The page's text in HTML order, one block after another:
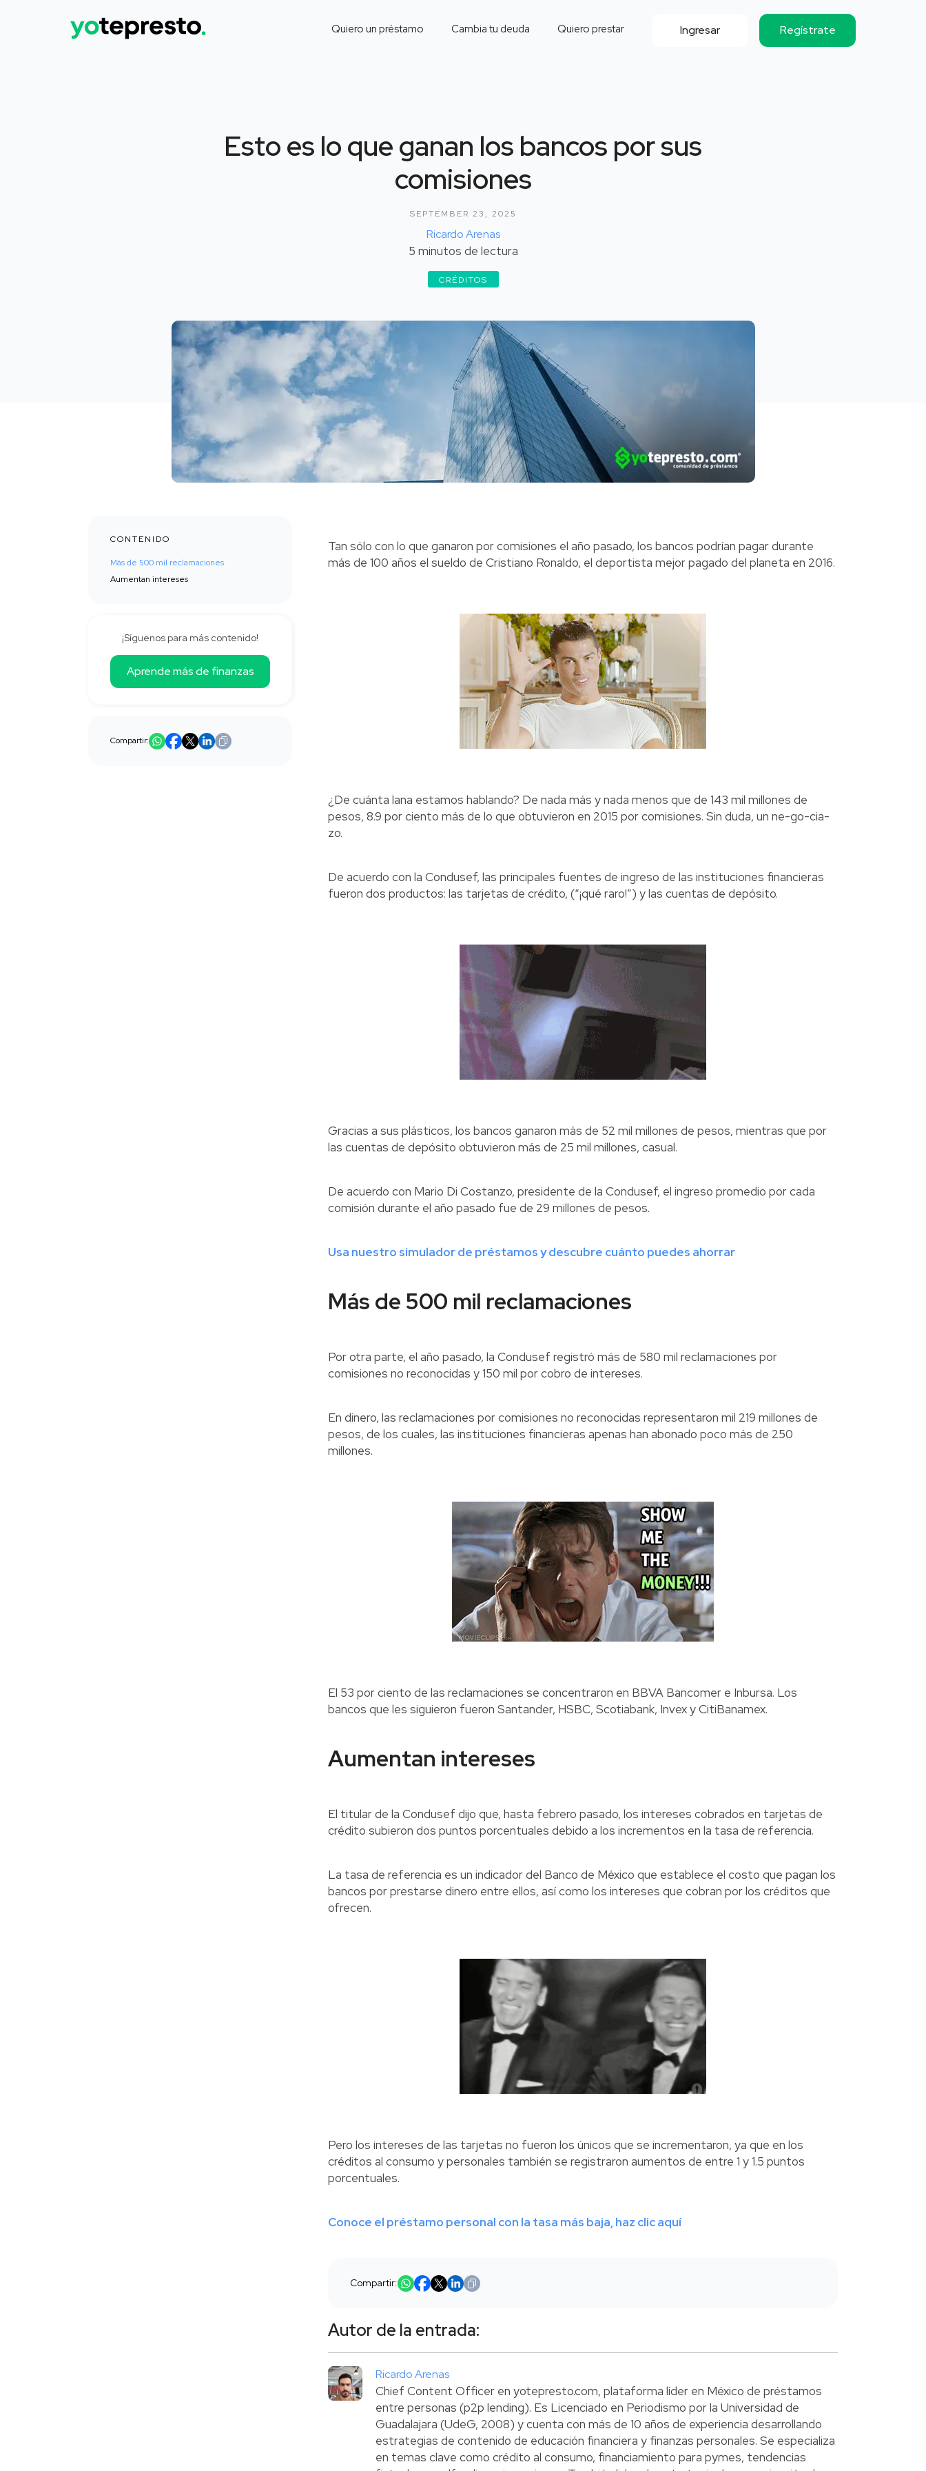
Quiero un préstamo Cambia tu deuda Quiero prestar Ingresar Regístrate
Esto es lo que ganan los bancos por sus
comisiones
SEPTEMBER 23, 2025
Ricardo Arenas
5 minutos de lectura
CRÉDITOS
CONTENIDO
Más de 500 mil reclamaciones
Aumentan intereses
¡Síguenos para más contenido!
Aprende más de finanzas
Compartir:
Tan sólo con lo que ganaron por comisiones el año pasado, los bancos podrían pagar durante
más de 100 años el sueldo de Cristiano Ronaldo, el deportista mejor pagado del planeta en 2016.
¿De cuánta lana estamos hablando? De nada más y nada menos que de 143 mil millones de
pesos, 8.9 por ciento más de lo que obtuvieron en 2015 por comisiones. Sin duda, un ne-go-cia-
zo.
De acuerdo con la Condusef, las principales fuentes de ingreso de las instituciones financieras
fueron dos productos: las tarjetas de crédito, (“¡qué raro!”) y las cuentas de depósito.
Gracias a sus plásticos, los bancos ganaron más de 52 mil millones de pesos, mientras que por
las cuentas de depósito obtuvieron más de 25 mil millones, casual.
De acuerdo con Mario Di Costanzo, presidente de la Condusef, el ingreso promedio por cada
comisión durante el año pasado fue de 29 millones de pesos.
Usa nuestro simulador de préstamos y descubre cuánto puedes ahorrar
Más de 500 mil reclamaciones
Por otra parte, el año pasado, la Condusef registró más de 580 mil reclamaciones por
comisiones no reconocidas y 150 mil por cobro de intereses.
En dinero, las reclamaciones por comisiones no reconocidas representaron mil 219 millones de
pesos, de los cuales, las instituciones financieras apenas han abonado poco más de 250
millones.
El 53 por ciento de las reclamaciones se concentraron en BBVA Bancomer e Inbursa. Los
bancos que les siguieron fueron Santander, HSBC, Scotiabank, Invex y CitiBanamex.
Aumentan intereses
El titular de la Condusef dijo que, hasta febrero pasado, los intereses cobrados en tarjetas de
crédito subieron dos puntos porcentuales debido a los incrementos en la tasa de referencia.
La tasa de referencia es un indicador del Banco de México que establece el costo que pagan los
bancos por prestarse dinero entre ellos, así como los intereses que cobran por los créditos que
ofrecen.
Pero los intereses de las tarjetas no fueron los únicos que se incrementaron, ya que en los
créditos al consumo y personales también se registraron aumentos de entre 1 y 1.5 puntos
porcentuales.
Conoce el préstamo personal con la tasa más baja, haz clic aquí
Compartir:
Autor de la entrada:
Ricardo Arenas
Chief Content Officer en yotepresto.com, plataforma líder en México de préstamos
entre personas (p2p lending). Es Licenciado en Periodismo por la Universidad de
Guadalajara (UdeG, 2008) y cuenta con más de 10 años de experiencia desarrollando
estrategias de contenido de educación financiera y finanzas personales. Se especializa
en temas clave como crédito al consumo, financiamiento para pymes, tendencias